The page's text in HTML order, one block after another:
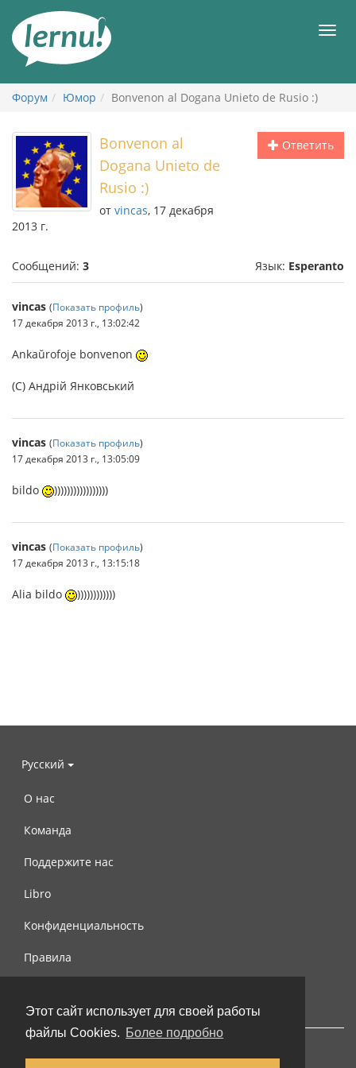
Этот сайт использует для своей работы
файлы Cookies. Более подробно
содержанию
Форум Юмор Bonvenon al Dogana Unieto de Rusio :)
Ответить
Bonvenon al
Dogana Unieto de
Rusio :)
от vincas, 17 декабря
2013 г.
Сообщений: 3 Язык: Esperanto
vincas (Показать профиль)
17 декабря 2013 г., 13:02:42
Ankaŭrofoje bonvenon
(C) Андрій Янковський
vincas (Показать профиль)
17 декабря 2013 г., 13:05:09
bildo )))))))))))))))))
vincas (Показать профиль)
17 декабря 2013 г., 13:15:18
Alia bildo ))))))))))))
Русский
О нас
Команда
Поддержите нас
Libro
Конфиденциальность
Правила